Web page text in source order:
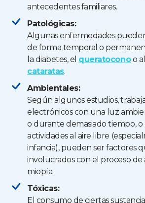
antecedentes familiares.
Patológicas:
Algunas enfermedades
de forma temporal o
la diabetes, el queratoconoo
cataratas.
Ambientales:
Según algunos estudios,
electrónicos con una luz
o durante demasiado tiempo, o
actividades al aire libre
infancia), pueden ser factores
involucrados con el proceso de
miopía.
Tóxicas:
El consumo de ciertas